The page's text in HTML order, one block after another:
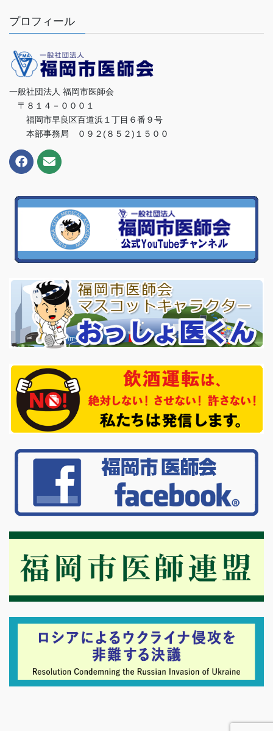
プロフィール
一般社団法人 福岡市医師会
〒８１４－０００１
福岡市早良区百道浜１丁目６番９号
本部事務局 ０９２(８５２)１５００